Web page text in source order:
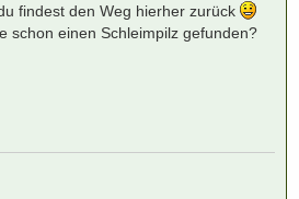
findest den Weg hierher zurück
schon einen Schleimpilz gefunden?